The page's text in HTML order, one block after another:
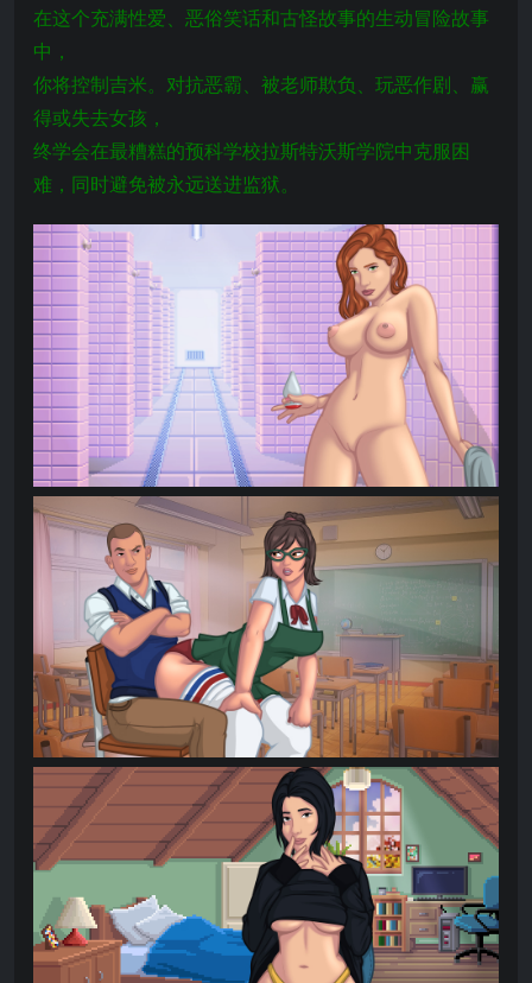
在这个充满性爱、恶俗笑话和古怪故事的生动冒险故事
中，
你将控制吉米。对抗恶霸、被老师欺负、玩恶作剧、赢
得或失去女孩，
终学会在最糟糕的预科学校拉斯特沃斯学院中克服困
难，同时避免被永远送进监狱。